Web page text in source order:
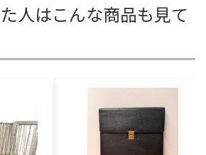
人はこんな商品も見て